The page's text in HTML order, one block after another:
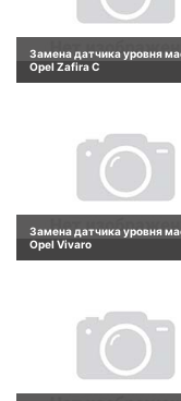
Замена датчика уровня
Opel Zafira C
Замена датчика уровня
Opel Vivaro